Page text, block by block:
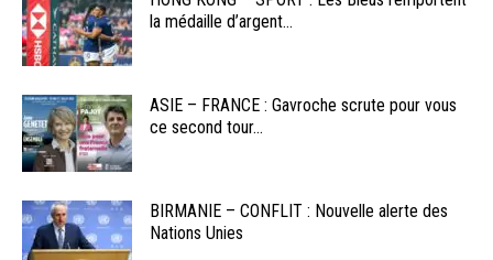
la médaille d’argent...
ASIE – FRANCE : Gavroche scrute pour vous
ce second tour...
BIRMANIE – CONFLIT : Nouvelle alerte des
Nations Unies